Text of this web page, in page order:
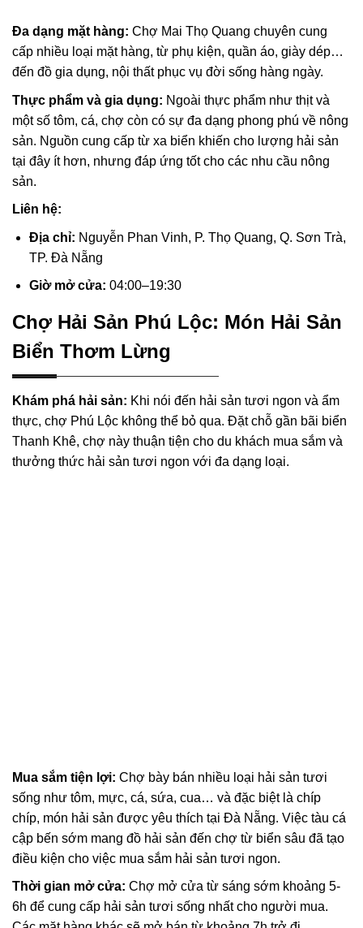
Đa dạng mặt hàng: Chợ Mai Thọ Quang chuyên cung
cấp nhiều loại mặt hàng, từ phụ kiện, quần áo, giày dép…
đến đồ gia dụng, nội thất phục vụ đời sống hàng ngày.
Thực phẩm và gia dụng: Ngoài thực phẩm như thịt và
một số tôm, cá, chợ còn có sự đa dạng phong phú về nông
sản. Nguồn cung cấp từ xa biển khiến cho lượng hải sản
tại đây ít hơn, nhưng đáp ứng tốt cho các nhu cầu nông
sản.
Liên hệ:
Địa chỉ: Nguyễn Phan Vinh, P. Thọ Quang, Q. Sơn Trà,
TP. Đà Nẵng
Giờ mở cửa: 04:00–19:30
Chợ Hải Sản Phú Lộc: Món Hải Sản
Biển Thơm Lừng
Khám phá hải sản: Khi nói đến hải sản tươi ngon và ẩm
thực, chợ Phú Lộc không thể bỏ qua. Đặt chỗ gần bãi biển
Thanh Khê, chợ này thuận tiện cho du khách mua sắm và
thưởng thức hải sản tươi ngon với đa dạng loại.
Mua sắm tiện lợi: Chợ bày bán nhiều loại hải sản tươi
sống như tôm, mực, cá, sứa, cua… và đặc biệt là chíp
chíp, món hải sản được yêu thích tại Đà Nẵng. Việc tàu cá
cập bến sớm mang đồ hải sản đến chợ từ biển sâu đã tạo
điều kiện cho việc mua sắm hải sản tươi ngon.
Thời gian mở cửa: Chợ mở cửa từ sáng sớm khoảng 5-
6h để cung cấp hải sản tươi sống nhất cho người mua.